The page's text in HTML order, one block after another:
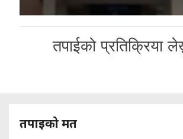
तपाईको प्रतिक्रिया
तपाइको मत